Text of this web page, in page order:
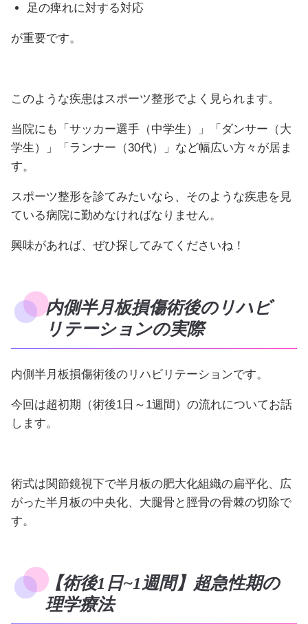
足の痺れに対する対応
が重要です。
このような疾患はスポーツ整形でよく見られます。
当院にも「サッカー選手（中学生）」「ダンサー（大
学生）」「ランナー（30代）」など幅広い方々が居ま
す。
スポーツ整形を診てみたいなら、そのような疾患を見
ている病院に勤めなければなりません。
興味があれば、ぜひ探してみてくださいね！
内側半月板損傷術後のリハビ
リテーションの実際
内側半月板損傷術後のリハビリテーションです。
今回は超初期（術後1日～1週間）の流れについてお話
します。
術式は関節鏡視下で半月板の肥大化組織の扁平化、広
がった半月板の中央化、大腿骨と脛骨の骨棘の切除で
す。
【術後1日~1週間】超急性期の
理学療法